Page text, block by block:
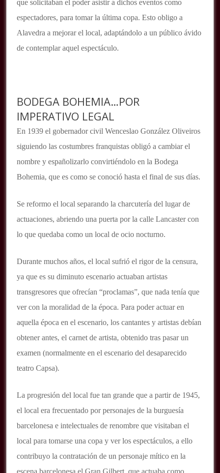
que solicitaban el poder asistir a dichos eventos como
espectadores, para tomar la última copa. Esto obligo a
Alavedra a mejorar el local, adaptándolo a un público ávido
de contemplar aquel espectáculo.
BODEGA BOHEMIA…POR
IMPERATIVO LEGAL
En 1939 el gobernador civil Wenceslao González Oliveiros
siguiendo las costumbres franquistas obligó a cambiar el
nombre y españolizarlo convirtiéndolo en la Bodega
Bohemia, que es como se conoció hasta el final de sus días.
Se reformo el local separando la charcutería del lugar de
actuaciones, abriendo una puerta por la calle Lancaster con
lo que quedaba como un local de ocio nocturno.
Durante muchos años, el local sufrió el rigor de la censura,
ya que es su diminuto escenario actuaban artistas
transgresores que ofrecían “proclamas”, que nada tenía que
ver con la moralidad de la época. Para poder actuar en
aquella época en el escenario, los cantantes y artistas debían
obtener antes, el carnet de artista, obtenido tras pasar un
examen (normalmente en el escenario del desaparecido
teatro Capsa).
La progresión del local fue tan grande que a partir de 1945,
el local era frecuentado por personajes de la burguesía
barcelonesa e intelectuales de renombre que visitaban el
local para tomarse una copa y ver los espectáculos, a ello
contribuyo la contratación de un personaje mítico en la
escena barcelonesa el Gran Gilbert, que actuaba como